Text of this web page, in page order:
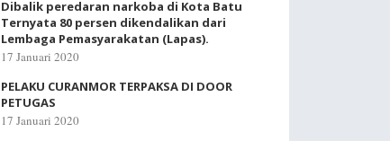
Dibalik peredaran narkoba di Kota Batu
Ternyata 80 persen dikendalikan dari
Lembaga Pemasyarakatan (Lapas).
17 Januari 2020
PELAKU CURANMOR TERPAKSA DI DOOR
PETUGAS
17 Januari 2020